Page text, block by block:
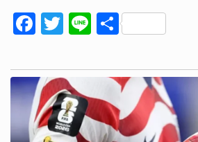
F
ce
b
o
o
T
tt
er
Li
e
S
ar
e